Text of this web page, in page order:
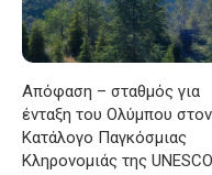
Απόφαση – σταθμός για
ένταξη του Ολύμπου στον
Κατάλογο Παγκόσμιας
Κληρονομιάς της UNESCO